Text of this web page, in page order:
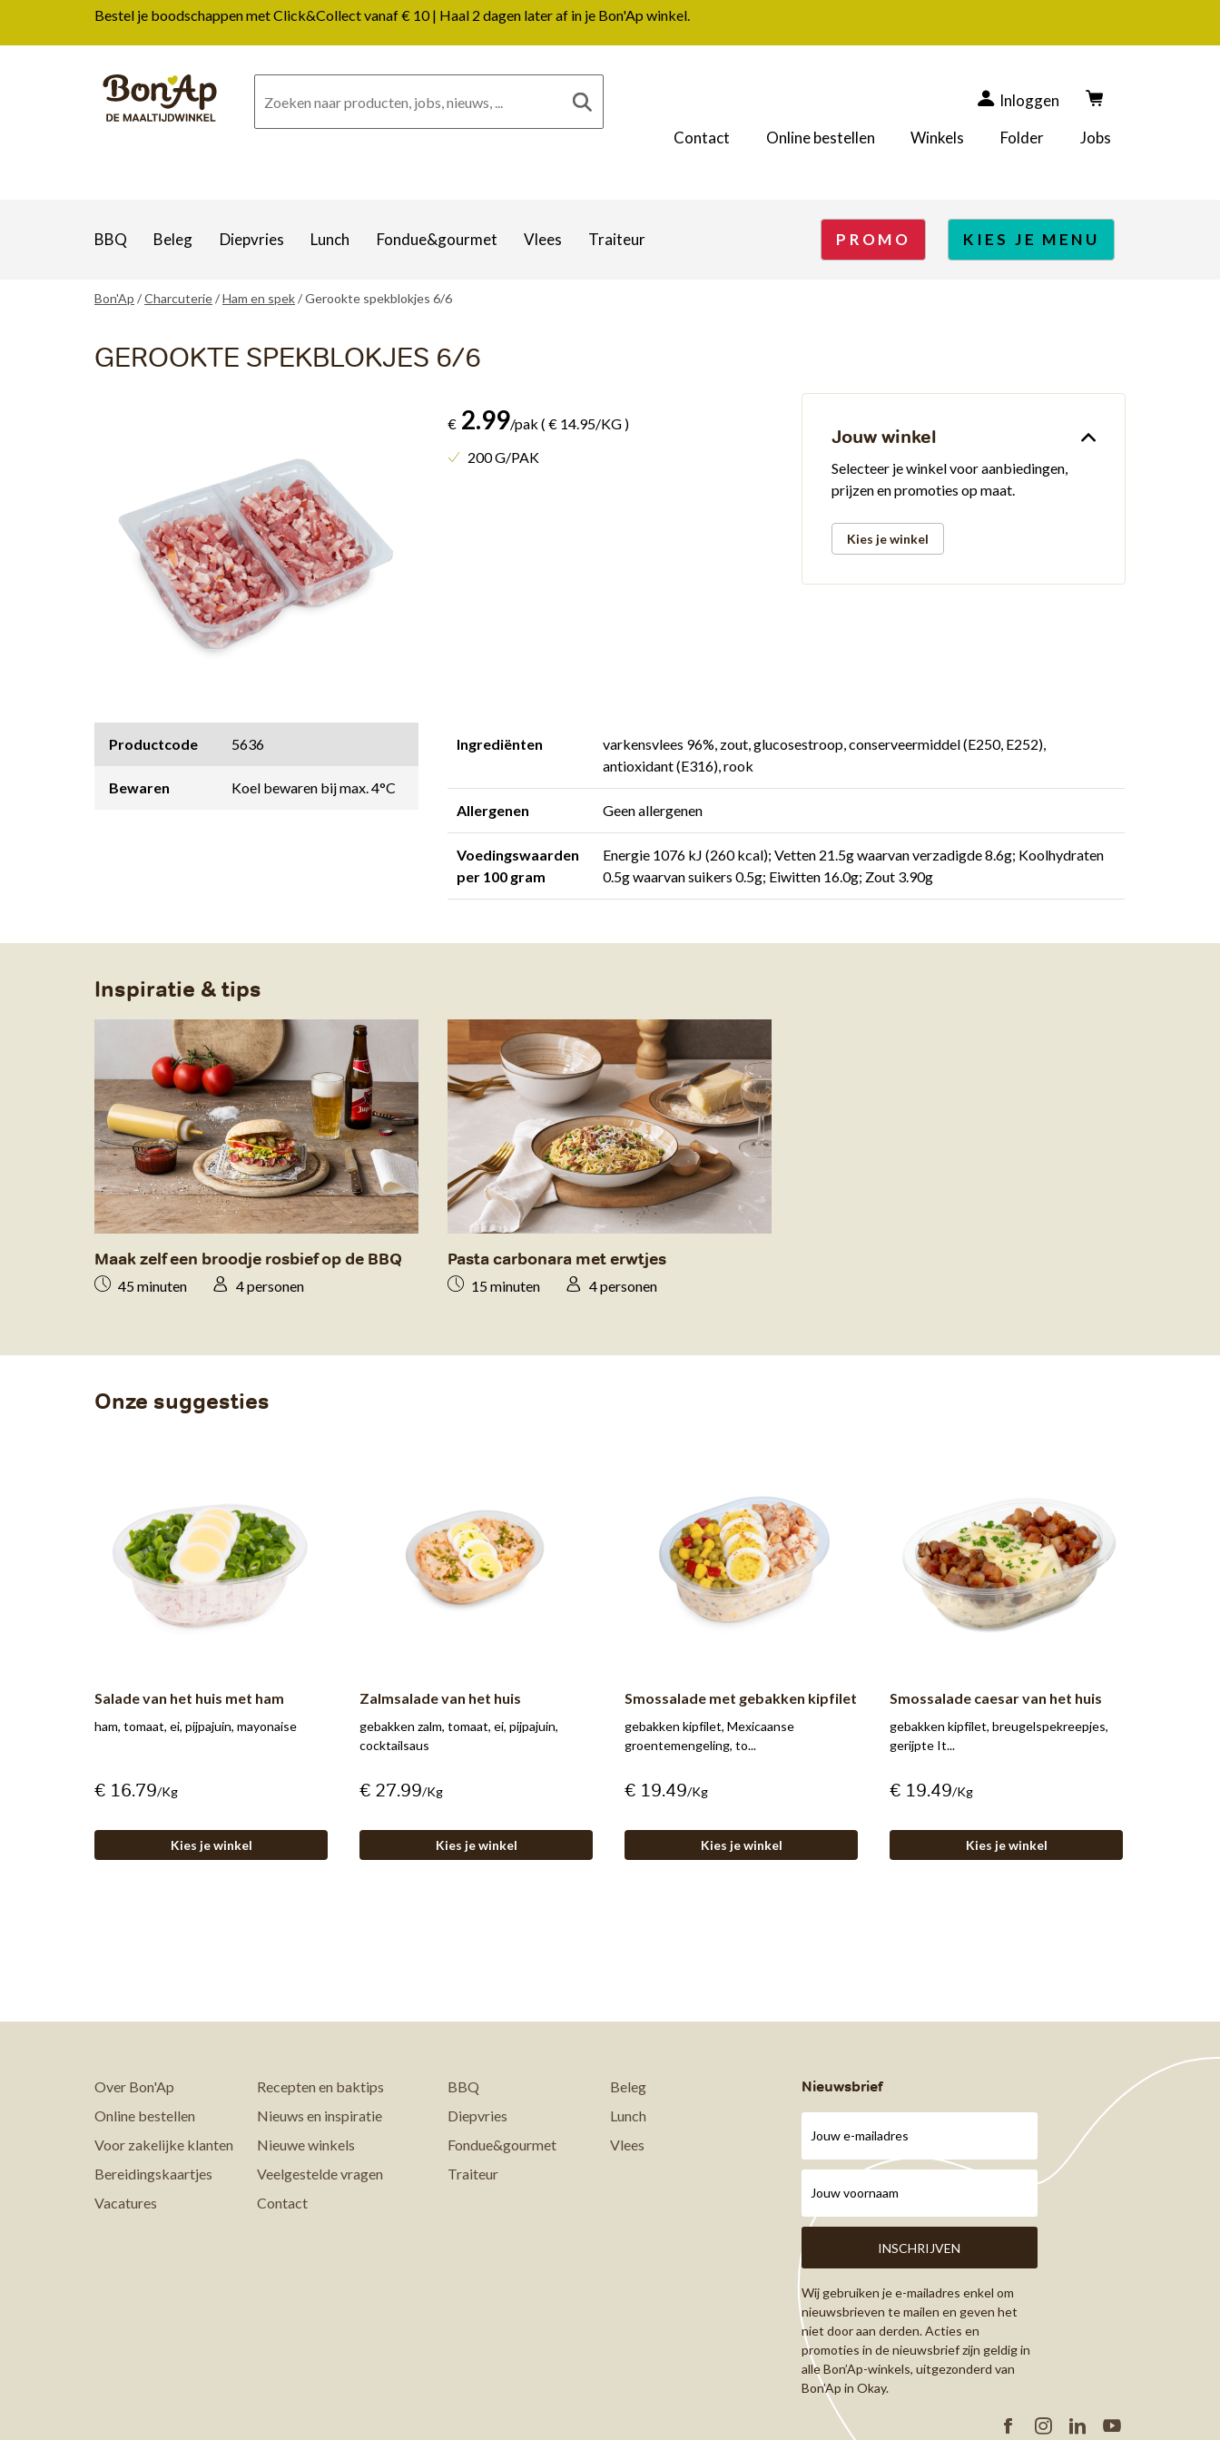
Bestel je boodschappen met Click&Collect vanaf € 10 | Haal 2 dagen later af in je Bon'Ap winkel.
Inloggen
Contact
Online bestellen Winkels Folder Jobs
BBQ Beleg Diepvries Lunch Fondue&gourmet Vlees Traiteur PROMO KIES JE MENU
Bon'Ap Charcuterie Ham en spek Gerookte spekblokjes 6/6
GEROOKTE SPEKBLOKJES 6/6
€ 2.99/pak( € 14.95/KG )
200 G/PAK
Jouw winkel
Selecteer je winkel voor aanbiedingen,
prijzen en promoties op maat.
Kies je winkel
Productcode 5636
Bewaren Koel bewaren bij max. 4°C
Ingrediënten
varkensvlees 96%, zout, glucosestroop, conserveermiddel (E250, E252),
antioxidant (E316), rook
Allergenen Geen allergenen
Voedingswaarden
per 100 gram
Energie 1076 kJ (260 kcal); Vetten 21.5g waarvan verzadigde 8.6g; Koolhydraten
0.5g waarvan suikers 0.5g; Eiwitten 16.0g; Zout 3.90g
Inspiratie & tips
Maak zelf een broodje rosbief op de BBQ
45 minuten 4 personen
Pasta carbonara met erwtjes
15 minuten 4 personen
Onze suggesties
Salade van het huis met ham
ham, tomaat, ei, pijpajuin, mayonaise
€ 16.79/kg
Kies je winkel
Zalmsalade van het huis
gebakken zalm, tomaat, ei, pijpajuin,
cocktailsaus
€ 27.99/kg
Kies je winkel
Smossalade met gebakken kipfilet
gebakken kipfilet, Mexicaanse
groentemengeling, to...
€ 19.49/kg
Kies je winkel
Smossalade caesar van het huis
gebakken kipfilet, breugelspekreepjes,
gerijpte It...
€ 19.49/kg
Kies je winkel
Over Bon'Ap
Recepten en baktips
Online bestellen
Nieuws en inspiratie
Voor zakelijke klanten
Nieuwe winkels
Bereidingskaartjes
Veelgestelde vragen
Vacatures
Contact
BBQ
Beleg
Diepvries
Lunch
Fondue&gourmet
Vlees
Traiteur
Nieuwsbrief
Wij gebruiken je e-mailadres enkel om
nieuwsbrieven te mailen en geven het
niet door aan derden. Acties en
promoties in de nieuwsbrief zijn geldig in
alle Bon’Ap-winkels, uitgezonderd van
Bon’Ap in Okay.
FacebookInstagram
Linkedin